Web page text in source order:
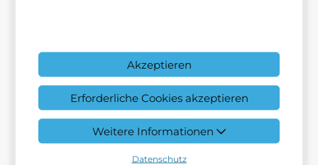
Akzeptieren
Erforderliche Cookies akzeptieren
Weitere Informationen
Datenschutz